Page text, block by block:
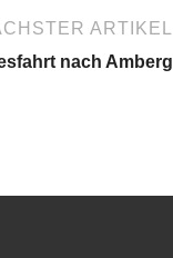
ARTIKEL
nach Amberg